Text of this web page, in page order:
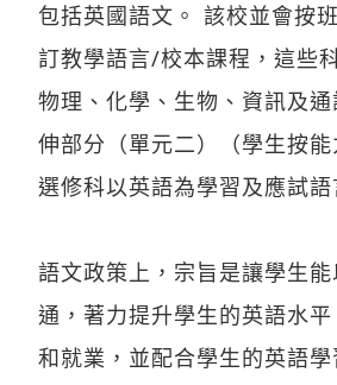
包括英國語文。 該校並會按
訂教學語言/校本課程，這些
物理、化學、生物、資訊及
伸部分（單元二）（學生按
選修科以英語為學習及應試語
語文政策上，宗旨是讓學生
通，著力提升學生的英語水
和就業，並配合學生的英語